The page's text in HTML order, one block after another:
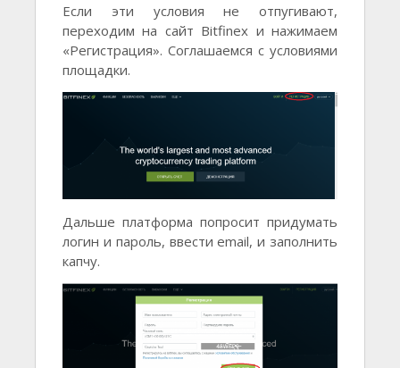
Если эти условия не отпугивают,
переходим на сайт Bitfinex и нажимаем
«Регистрация». Соглашаемся с условиями
площадки.
Дальше платформа попросит придумать
логин и пароль, ввести email, и заполнить
капчу.